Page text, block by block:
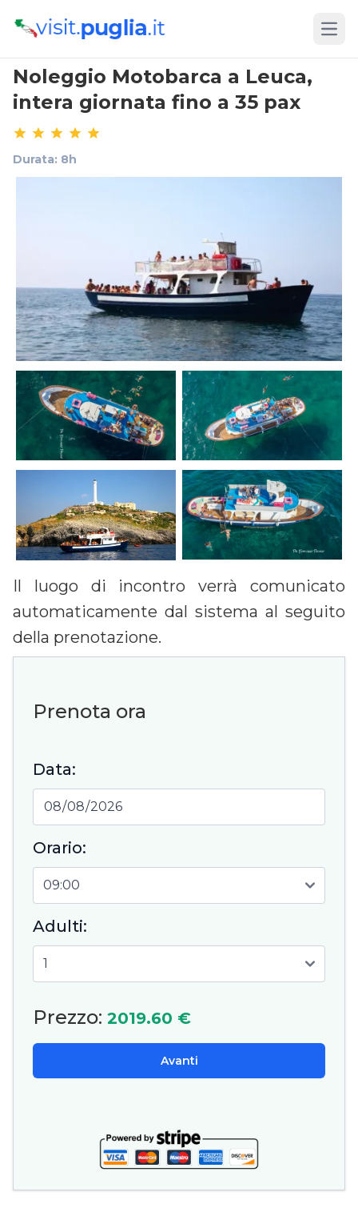
Noleggio Motobarca a Leuca,
intera giornata fino a 35 pax
Durata: 8h
Il luogo di incontro verrà comunicato
automaticamente dal sistema al seguito
della prenotazione.
Prenota ora
Data:
Orario:
Adulti:
Prezzo: 2019.60 €
Avanti